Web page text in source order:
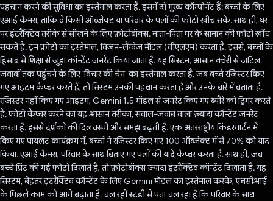
पहचान करने की सुविधा का इस्तेमाल करता है. इसमें दो मुख्य कॉम्पोनेंट हैं: बच्चों के लिए
एआई कैमरा, ताकि वे किसी ऑब्जेक्ट या परिवार के पलों की फ़ोटो खींच सकें. साथ ही, घर
पर इंटरैक्टिव तरीके से सीखने के लिए फ़ोटोबॉक्स. माता-पिता घर के सामान की फ़ोटो खींच
सकते हैं. इन फ़ोटो का इस्तेमाल, विज़न-लैंग्वेज मॉडल (वीएलएम) करता है. इससे, बच्चों के
हिसाब से शिक्षा से जुड़ा कॉन्टेंट जनरेट किया जाता है. यह सिस्टम, आसान क्वेरी से जटिल
जवाबों तक पहुंचने के लिए 'विचार की चेन' का इस्तेमाल करता है. जब बच्चे रजिस्टर किए
गए आइटम कैप्चर करते हैं, तो सिस्टम उनकी पहचान करता है और उनके बारे में बताता है.
रजिस्टर नहीं किए गए आइटम, Gemini 1.5 मॉडल से जनरेट किए गए ब्यौरे को ट्रिगर करते
हैं. फ़ोटो कैप्चर करने का यह आसान तरीका, सवाल-जवाब वाला ज़्यादा कॉन्टेंट जनरेट
करता है. इससे दर्शकों की दिलचस्पी और समझ बढ़ती है. एक अंतरराष्ट्रीय किंडरगार्टन में
किए गए पायलट कार्यक्रम में, बच्चों ने रजिस्टर किए गए 100 ऑब्जेक्ट में से 70% को याद
किया. एआई कैमरा, परिवार के साथ बिताए गए पलों की यादें कैप्चर करता है. साथ ही, जब
बच्चे प्रिंट की गई फ़ोटो दिखाते हैं, तो फ़ोटोबॉक्स ज़्यादा इंटरैक्टिव कॉन्टेंट दिखाता है. यह
सिस्टम, बेहतर इंटरैक्टिव कॉन्टेंट के लिए Gemini मॉडल का इस्तेमाल करके, एचसीआई
के पिछले काम को आगे बढ़ाता है. चल रही स्टडी से पता चल रहा है कि परिवार के साथ